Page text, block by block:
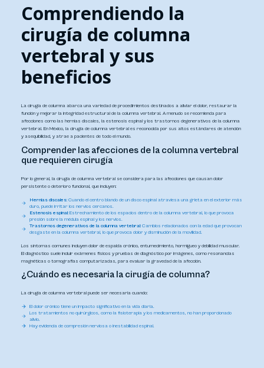
Comprendiendo la
cirugía de columna
vertebral y sus
beneficios
La cirugía de columna abarca una variedad de procedimientos destinados a aliviar el dolor, restaurar la
función y mejorar la integridad estructural de la columna vertebral. A menudo se recomienda para
afecciones como las hernias discales, la estenosis espinal y los trastornos degenerativos de la columna
vertebral. En México, la cirugía de columna vertebral es reconocida por sus altos estándares de atención
y asequibilidad, y atrae a pacientes de todo el mundo.
Comprender las afecciones de la columna vertebral
que requieren cirugía
Por lo general, la cirugía de columna vertebral se considera para las afecciones que causan dolor
persistente o deterioro funcional, que incluyen:
Hernias discales:Cuando el centro blando de un disco espinal atraviesa una grieta en el exterior más
duro, puede irritar los nervios cercanos.
Estenosis espinal:Estrechamiento de los espacios dentro de la columna vertebral, lo que provoca
presión sobre la médula espinal y los nervios.
Trastornos degenerativos de la columna vertebral:Cambios relacionados con la edad que provocan
desgaste en la columna vertebral, lo que provoca dolor y disminución de la movilidad.
Los síntomas comunes incluyen dolor de espalda crónico, entumecimiento, hormigueo y debilidad muscular.
El diagnóstico suele incluir exámenes físicos y pruebas de diagnóstico por imágenes, como resonancias
magnéticas o tomografías computarizadas, para evaluar la gravedad de la afección.
¿Cuándo es necesaria la cirugía de columna?
La cirugía de columna vertebral puede ser necesaria cuando:
El dolor crónico tiene un impacto significativo en la vida diaria.
Los tratamientos no quirúrgicos, como la fisioterapia y los medicamentos, no han proporcionado
alivio.
Hay evidencia de compresión nerviosa o inestabilidad espinal.